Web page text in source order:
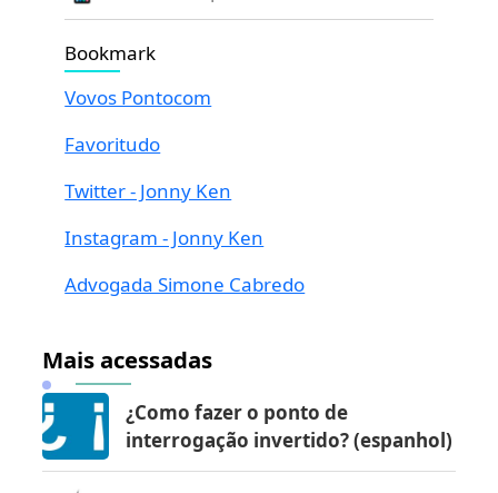
Bookmark
Vovos Pontocom
Favoritudo
Twitter - Jonny Ken
Instagram - Jonny Ken
Advogada Simone Cabredo
Mais acessadas
¿Como fazer o ponto de
interrogação invertido? (espanhol)